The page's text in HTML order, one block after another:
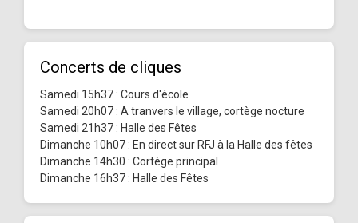
Concerts de cliques
Samedi 15h37 : Cours d'école
Samedi 20h07 : A tranvers le village, cortège nocture
Samedi 21h37 : Halle des Fêtes
Dimanche 10h07 : En direct sur RFJ à la Halle des fêtes
Dimanche 14h30 : Cortège principal
Dimanche 16h37 : Halle des Fêtes